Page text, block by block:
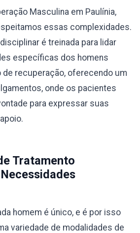
Masculina em Paulínia,
essas complexidades.
é treinada para lidar
específicas dos homens
recuperação, oferecendo um
onde os pacientes
para expressar suas
Tratamento
homem é único, e é por isso
variedade de modalidades de